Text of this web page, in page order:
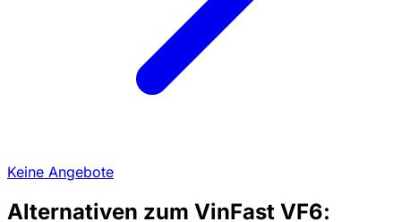
Keine Angebote
Alternativen zum VinFast VF6: